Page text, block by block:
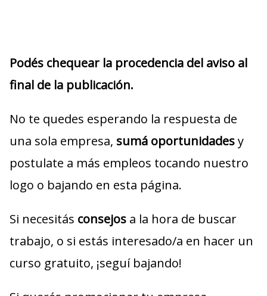
Podés chequear la procedencia del aviso al
final de la publicación.
No te quedes esperando la respuesta de
una sola empresa, sumá oportunidadesy
postulate a más empleos tocando nuestro
logo o bajando en esta página.
Si necesitás consejos a la hora de buscar
trabajo, o si estás interesado/a en hacer un
curso gratuito, ¡seguí bajando!